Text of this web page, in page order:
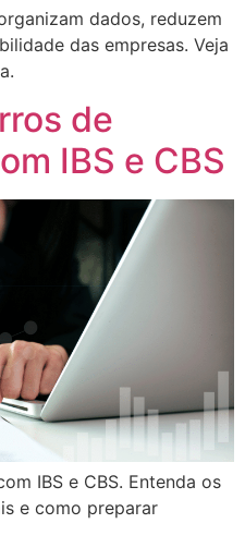
dados, reduzem
das empresas. Veja
de
IBS e CBS
IBS e CBS. Entenda os
e como preparar